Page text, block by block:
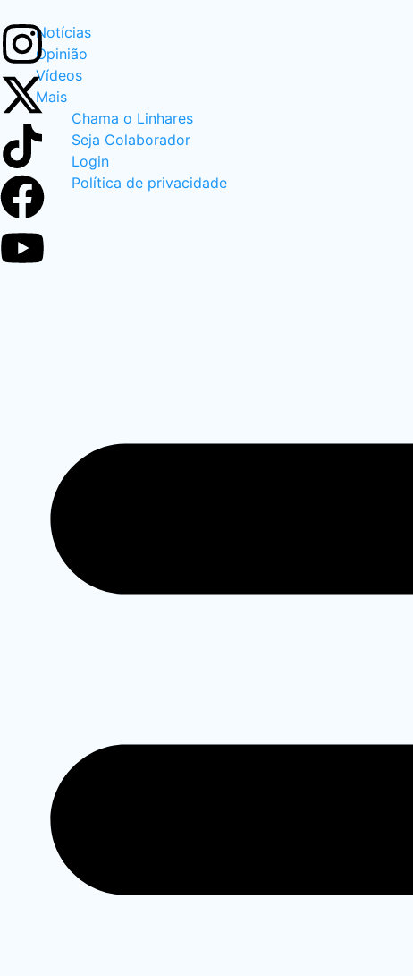
Notícias
Opinião
Vídeos
Mais
Chama o Linhares
Seja Colaborador
Login
Política de privacidade